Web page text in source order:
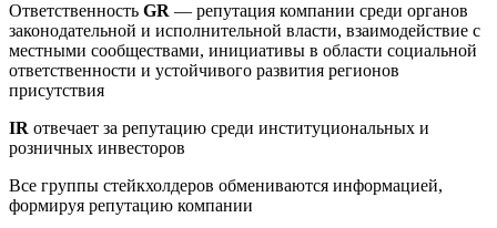
Ответственность GR — репутация компании среди органов
законодательной и исполнительной власти, взаимодействие с
местными сообществами, инициативы в области социальной
ответственности и устойчивого развития регионов
присутствия
IR отвечает за репутацию среди институциональных и
розничных инвесторов
Все группы стейкхолдеров обмениваются информацией,
формируя репутацию компании